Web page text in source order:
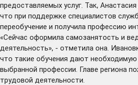
предоставляемых услуг. Так,
что при поддержке специалистов
переобучение и получила профессию
«Сейчас оформила самозанятость и
деятельность», - отметила она.
что такие обучения дают необходимую
выбранной профессии. Главе региона
трудовой деятельности.